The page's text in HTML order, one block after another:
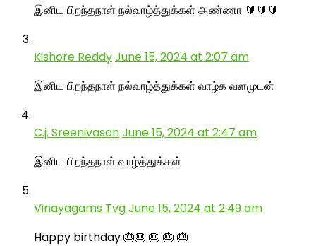
இனிய பிறந்தநாள் நல்வாழ்த்துக்கள் அண்ணா 🔰🔰🔰
Kishore ReddyJune 15, 2024 at 2:07 am
இனிய பிறந்தநாள் நல்வாழ்த்துக்கள் வாழ்க வளமுடன்
C.j. SreenivasanJune 15, 2024 at 2:47 am
இனிய பிறந்தநாள் வாழ்த்துக்கள்
Vinayagams TvgJune 15, 2024 at 2:49 am
Happy birthday 🎂🎂 🎂 🎂 🎂